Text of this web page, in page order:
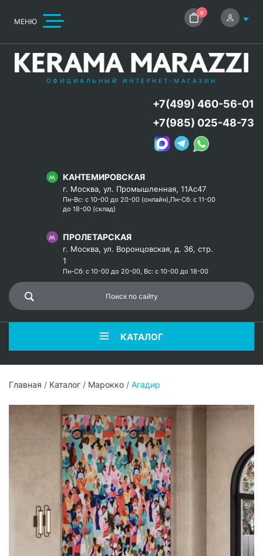
МЕНЮ
0
ОФИЦИАЛЬНЫЙ ИНТЕРНЕТ-МАГАЗИН
КАНТЕМИРОВСКАЯ
г. Москва, ул. Промышленная, 11Ас47
Пн-Вс: с 10-00 до 20-00 (онлайн),Пн-Сб: с 11-00
до 18-00 (склад)
ПРОЛЕТАРСКАЯ
г. Москва, ул. Воронцовская, д. 36, стр.
1
Пн-Сб: с 10-00 до 20-00, Вс: с 10-00 до 18-00
+7(499) 460-56-01
+7(985) 025-48-73
КАТАЛОГ
Главная / Каталог / Марокко / Агадир